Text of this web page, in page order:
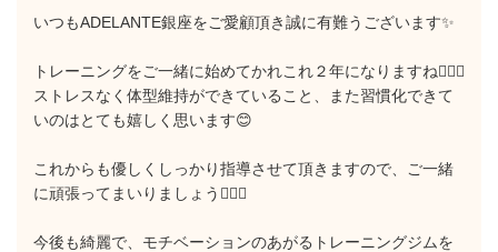
いつもADELANTE銀座をご愛顧頂き誠に有難うございます✨
トレーニングをご一緒に始めてかれこれ２年になりますね🙋🏼‍♂️
ストレスなく体型維持ができていること、また習慣化できて
いのはとても嬉しく思います😊
これからも優しくしっかり指導させて頂きますので、ご一緒
に頑張ってまいりましょう🙋🏼‍♂️
今後も綺麗で、モチベーションのあがるトレーニングジムを